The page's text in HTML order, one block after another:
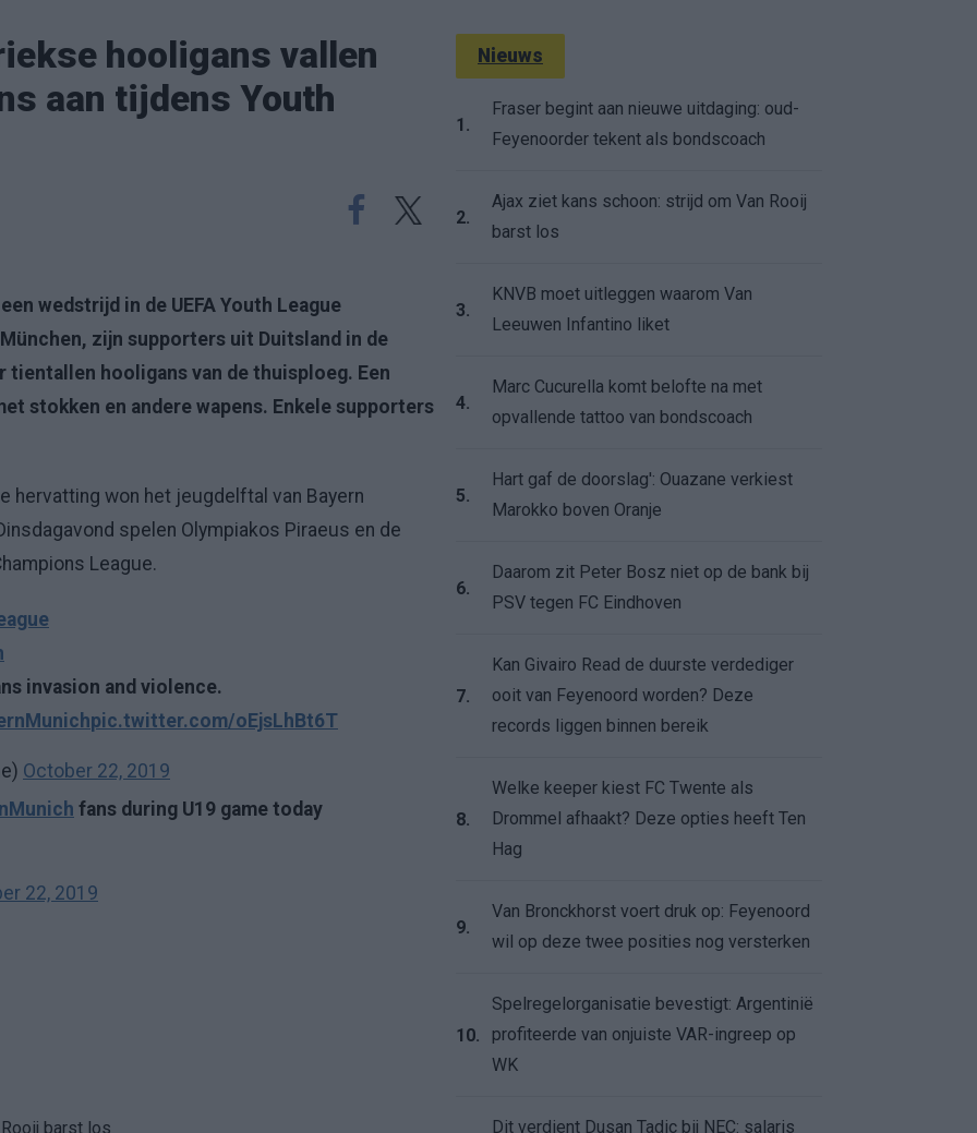
hooligans vallen
aan tijdens Youth
wedstrijd in de UEFA Youth League
zijn supporters uit Duitsland in de
tientallen hooligans van de thuisploeg. Een
stokken en andere wapens. Enkele supporters
hervatting won het jeugdelftal van Bayern
spelen Olympiakos Piraeus en de
League.
invasion and violence.
pic.twitter.com/oEjsLhBt6T
October 22, 2019
fans during U19 game today
22, 2019
barst los
Nieuws
1.
Fraser begint aan nieuwe uitdaging: oud-
Feyenoorder tekent als bondscoach
2.
Ajax ziet kans schoon: strijd om Van Rooij
barst los
3.
KNVB moet uitleggen waarom Van
Leeuwen Infantino liket
4.
Marc Cucurella komt belofte na met
opvallende tattoo van bondscoach
5.
Hart gaf de doorslag': Ouazane verkiest
Marokko boven Oranje
6.
Daarom zit Peter Bosz niet op de bank bij
PSV tegen FC Eindhoven
7.
Kan Givairo Read de duurste verdediger
ooit van Feyenoord worden? Deze
records liggen binnen bereik
8.
Welke keeper kiest FC Twente als
Drommel afhaakt? Deze opties heeft Ten
Hag
9.
Van Bronckhorst voert druk op: Feyenoord
wil op deze twee posities nog versterken
10.
Spelregelorganisatie bevestigt: Argentinië
profiteerde van onjuiste VAR-ingreep op
WK
Dit verdient Dusan Tadic bij NEC: salaris